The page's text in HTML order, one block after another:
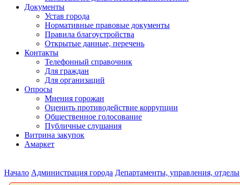
Документы
Устав города
Нормативные правовые документы
Правила благоустройства
Открытые данные, перечень
Контакты
Телефонный справочник
Для граждан
Для организаций
Опросы
Мнения горожан
Оценить противодействие коррупции
Общественное голосование
Публичные слушания
Витрина закупок
Амаркет
Начало Администрация города Департаменты, управления, отделы